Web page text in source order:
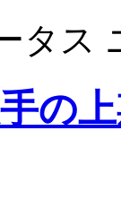
タス
の